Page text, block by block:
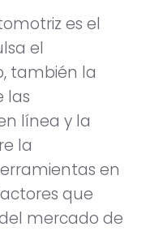
es el
el
también la
las
línea y la
la
en
que
mercado de